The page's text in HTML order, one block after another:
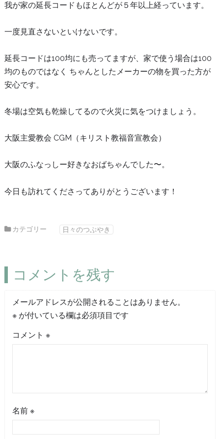
我が家の延長コードもほとんどが５年以上経っています。
一度見直さないといけないです。
延長コードは100均にも売ってますが、家で使う場合は100
均のものではなく ちゃんとしたメーカーの物を買った方が
安心です。
冬場は空気も乾燥してるので火災に気をつけましょう。
大阪主愛教会 CGM（キリスト教福音宣教会）
大阪のふなっしー好きなおばちゃんでした〜。
今日も訪れてくださってありがとうございます！
カテゴリー 日々のつぶやき
コメントを残す
メールアドレスが公開されることはありません。
※が付いている欄は必須項目です
コメント ※
名前 ※